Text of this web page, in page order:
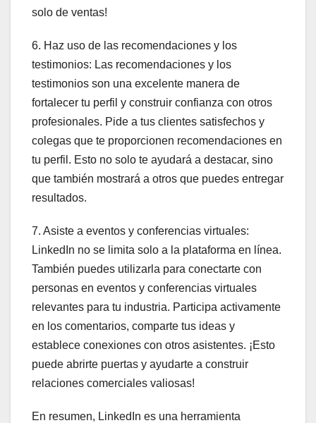
solo de ventas!
6. Haz uso de las recomendaciones y los
testimonios: Las recomendaciones y los
testimonios son una excelente manera de
fortalecer tu perfil y construir confianza con otros
profesionales. Pide a tus clientes satisfechos y
colegas que te proporcionen recomendaciones en
tu perfil. Esto no solo te ayudará a destacar, sino
que también mostrará a otros que puedes entregar
resultados.
7. Asiste a eventos y conferencias virtuales:
LinkedIn no se limita solo a la plataforma en línea.
También puedes utilizarla para conectarte con
personas en eventos y conferencias virtuales
relevantes para tu industria. Participa activamente
en los comentarios, comparte tus ideas y
establece conexiones con otros asistentes. ¡Esto
puede abrirte puertas y ayudarte a construir
relaciones comerciales valiosas!
En resumen, LinkedIn es una herramienta